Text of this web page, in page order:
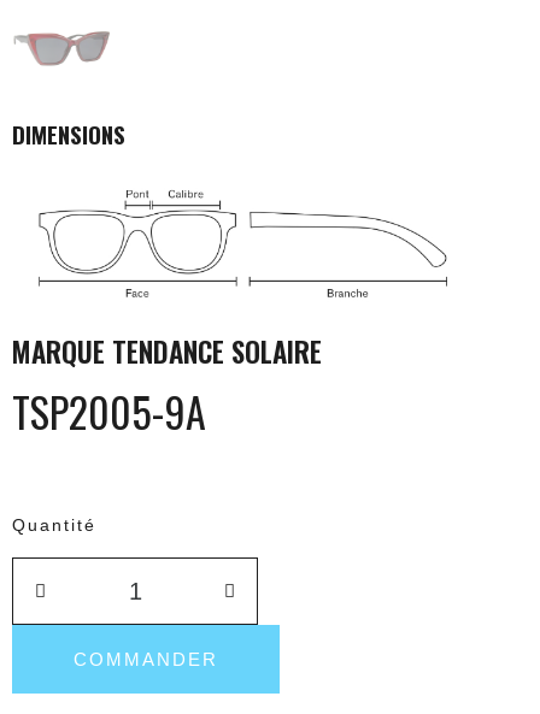
DIMENSIONS
MARQUE TENDANCE SOLAIRE
TSP2005-9A
Quantité
COMMANDER